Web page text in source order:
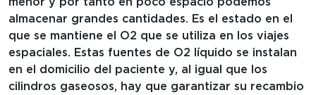
almacenar grandes cantidades. Es el estado en el
que se mantiene el O2 que se utiliza en los viajes
espaciales. Estas fuentes de O2 líquido se instalan
en el domicilio del paciente y, al igual que los
cilindros gaseosos, hay que garantizar su recambio